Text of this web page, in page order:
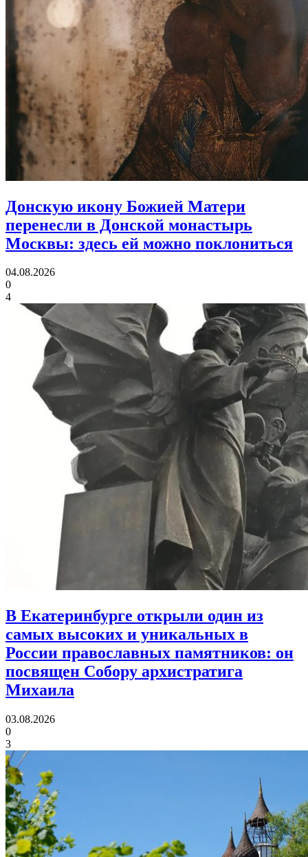
Донскую икону Божией Матери
перенесли в Донской монастырь
Москвы: здесь ей можно поклониться
04.08.2026
0
4
В Екатеринбурге открыли один из
самых высоких и уникальных в
России православных памятников: он
посвящен Собору архистратига
Михаила
03.08.2026
0
3